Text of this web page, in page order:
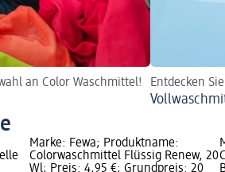
an Color Waschmittel! Entdecken
Marke: Fewa; Produktname:
Colorwaschmittel Flüssig Renew, 20
Wl; Preis: 4,95 €; Grundpreis: 20